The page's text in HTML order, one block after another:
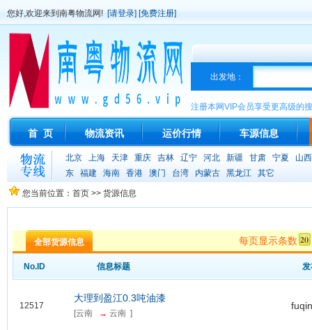
您好,欢迎来到南粤物流网! [请登录] [免费注册]
出发地：
注册本网VIP会员享受更高级的
首 页 物流资讯 运价行情 车源信息
北京 上海 天津 重庆 吉林 辽宁 河北 新疆 甘肃 宁夏
山西
东
福建 海南 香港 澳门 台湾 内蒙古 黑龙江 其它
您当前位置：首页 >> 货源信息
全部货源信息 每页显示条数
No.ID 信息标题
12517
大理到盈江0.3吨油漆
[云南 → 云南 ]